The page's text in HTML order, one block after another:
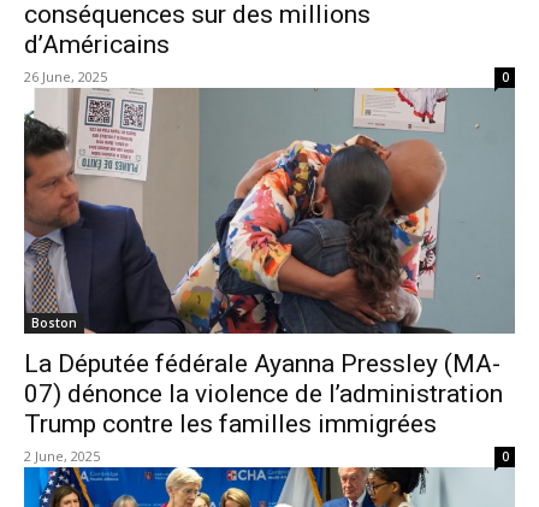
conséquences sur des millions
d’Américains
26 June, 2025 0
Boston
La Députée fédérale Ayanna Pressley (MA-
07) dénonce la violence de l’administration
Trump contre les familles immigrées
2 June, 2025 0